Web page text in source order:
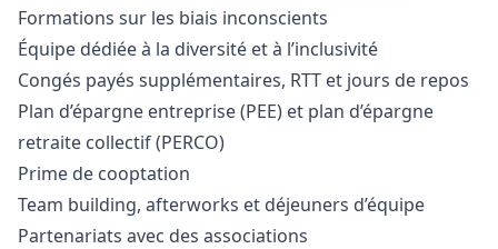
Formations sur les biais inconscients
Équipe dédiée à la diversité et à l’inclusivité
Congés payés supplémentaires, RTT et jours de repos
Plan d’épargne entreprise (PEE) et plan d’épargne
retraite collectif (PERCO)
Prime de cooptation
Team building, afterworks et déjeuners d’équipe
Partenariats avec des associations